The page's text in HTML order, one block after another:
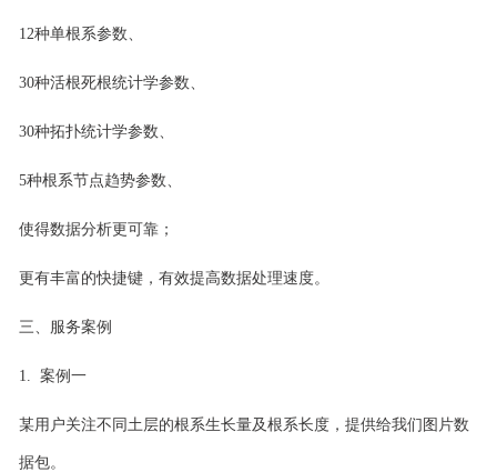
12种单根系参数、
30种活根死根统计学参数、
30种拓扑统计学参数、
5种根系节点趋势参数、
使得数据分析更可靠；
更有丰富的快捷键，有效提高数据处理速度。
三、服务案例
1. 案例一
某用户关注不同土层的根系生长量及根系长度，提供给我们图片数
据包。